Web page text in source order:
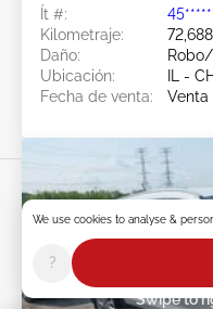
Ít #:
Kilometraje:
Daño:
Ubicación:
IL -
Fecha de venta:
Venta
Swipe to
We use cookies to analyse &
?